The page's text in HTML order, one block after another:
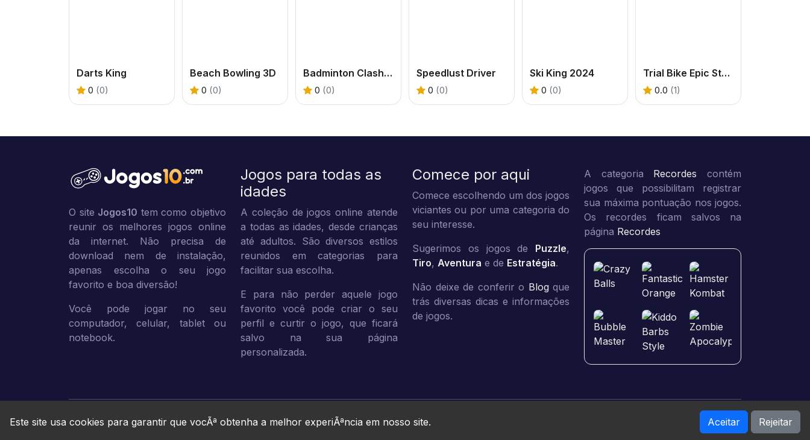
Darts King
0 (0)
Beach Bowling 3D
0 (0)
Badminton Clash 3D
0 (0)
Speedlust Driver
0 (0)
Ski King 2024
0 (0)
Trial Bike Epic Stunts
0.0 (1)
O site Jogos10 tem como objetivo
reunir os melhores jogos online
da internet. Não precisa de
download nem de instalação,
apenas escolha o seu jogo
favorito e boa diversão!
Você pode jogar no seu
computador, celular, tablet ou
notebook.
Jogos para todas as
idades
A coleção de jogos online atende
a todas as idades, desde crianças
até adultos. São diversos estilos
reunidos em categorias para
facilitar sua escolha.
E para não perder aquele jogo
favorito você pode criar o seu
perfil e curtir o jogo, que ficará
salvo na sua página
personalizada.
Comece por aqui
Comece escolhendo um dos jogos
viciantes ou por uma categoria do
seu interesse.
Sugerimos os jogos de Puzzle,
Tiro, Aventura e de Estratégia.
Não deixe de conferir o Blog que
trás diversas dicas e informações
de jogos.
A categoria Recordes contém
jogos que possibilitam registrar
sua máxima pontuação nos jogos.
Os recordes ficam salvos na
página Recordes
Jogos10 © 2026. All rights reserved.
Este site usa cookies para garantir que vocÃª obtenha a melhor experiÃªncia em nosso site. Aceitar Rejeitar